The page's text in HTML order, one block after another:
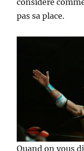
considéré
pas sa place.
Quand on vous